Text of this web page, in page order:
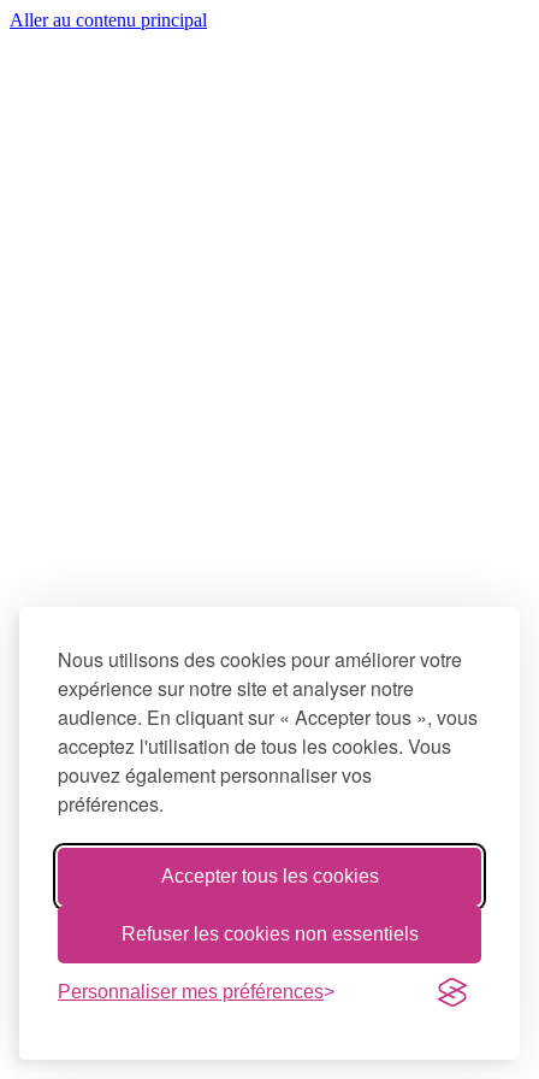
Nous utilisons des cookies pour améliorer votre
expérience sur notre site et analyser notre
audience. En cliquant sur « Accepter tous », vous
acceptez l'utilisation de tous les cookies. Vous
pouvez également personnaliser vos
préférences.
Accepter tous les cookies
Refuser les cookies non essentiels
Personnaliser mes préférences
Aller au contenu principal